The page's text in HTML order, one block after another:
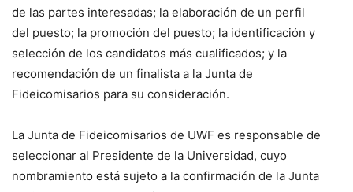
de las partes interesadas; la elaboración de un perfil
del puesto; la promoción del puesto; la identificación y
selección de los candidatos más cualificados; y la
recomendación de un finalista a la Junta de
Fideicomisarios para su consideración.
La Junta de Fideicomisarios de UWF es responsable de
seleccionar al Presidente de la Universidad, cuyo
nombramiento está sujeto a la confirmación de la Junta